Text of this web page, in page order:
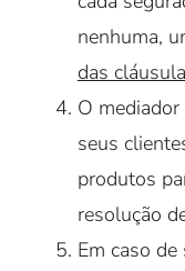
nenhuma,
das
O
seus
produtos
resolução
Em caso